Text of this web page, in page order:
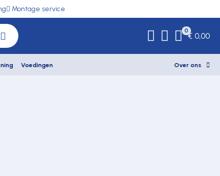
Montage service
0
€ 0,00
Voedingen Over ons